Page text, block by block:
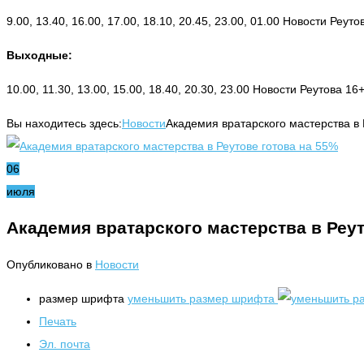
9.00, 13.40, 16.00, 17.00, 18.10, 20.45, 23.00, 01.00 Новости
Выходные:
10.00, 11.30, 13.00, 15.00, 18.40, 20.30, 23.00 Новости Реутова
Вы находитесь здесь:НовостиАкадемия вратарского мастерства в
06
июля
Академия вратарского мастерства в
Опубликовано в Новости
размер шрифта уменьшить размер шрифта
Печать
Эл. почта